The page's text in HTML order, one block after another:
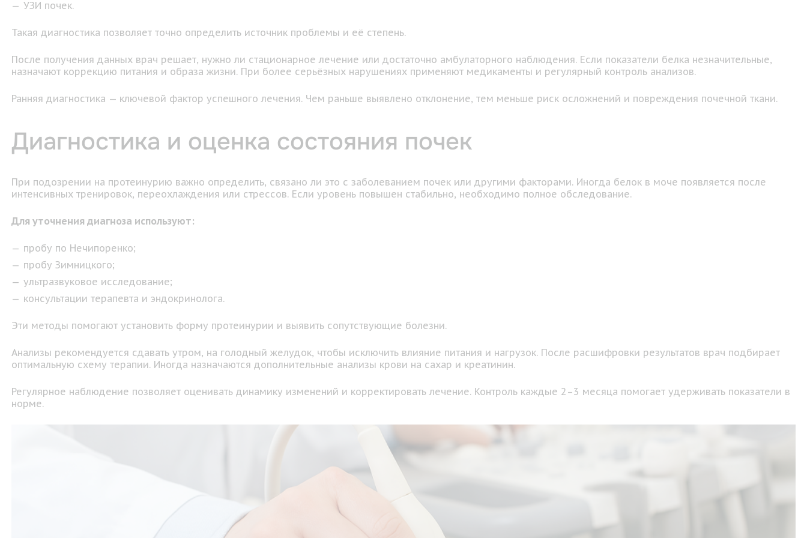
УЗИ почек.
Такая диагностика позволяет точно определить источник проблемы и её степень.
После получения данных врач решает, нужно ли стационарное лечение или достаточно амбулаторного наблюдения. Если показатели белка незначительные,
назначают коррекцию питания и образа жизни. При более серьёзных нарушениях применяют медикаменты и регулярный контроль анализов.
Ранняя диагностика — ключевой фактор успешного лечения. Чем раньше выявлено отклонение, тем меньше риск осложнений и повреждения почечной ткани.
Диагностика и оценка состояния почек
При подозрении на протеинурию важно определить, связано ли это с заболеванием почек или другими факторами. Иногда белок в моче появляется после
интенсивных тренировок, переохлаждения или стрессов. Если уровень повышен стабильно, необходимо полное обследование.
Для уточнения диагноза используют:
пробу по Нечипоренко;
пробу Зимницкого;
ультразвуковое исследование;
консультации терапевта и эндокринолога.
Эти методы помогают установить форму протеинурии и выявить сопутствующие болезни.
Анализы рекомендуется сдавать утром, на голодный желудок, чтобы исключить влияние питания и нагрузок. После расшифровки результатов врач подбирает
оптимальную схему терапии. Иногда назначаются дополнительные анализы крови на сахар и креатинин.
Регулярное наблюдение позволяет оценивать динамику изменений и корректировать лечение. Контроль каждые 2–3 месяца помогает удерживать показатели в
норме.